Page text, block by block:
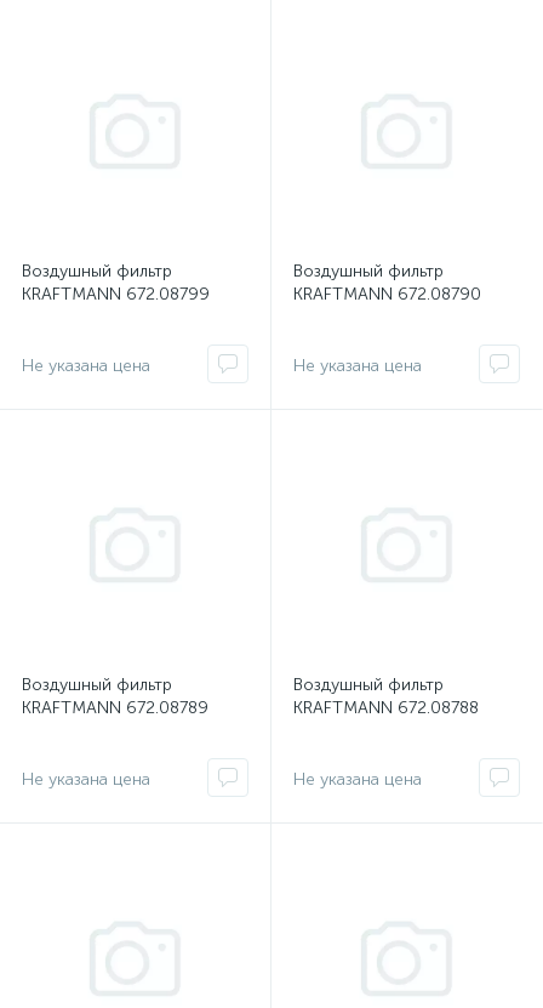
Воздушный фильтр
KRAFTMANN 672.08799
Не указана цена
Воздушный фильтр
KRAFTMANN 672.08790
Не указана цена
Воздушный фильтр
KRAFTMANN 672.08789
Не указана цена
Воздушный фильтр
KRAFTMANN 672.08788
Не указана цена